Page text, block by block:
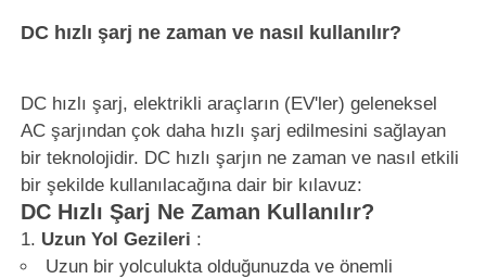
DC hızlı şarj ne zaman ve nasıl kullanılır?
DC hızlı şarj, elektrikli araçların (EV'ler) geleneksel
AC şarjından çok daha hızlı şarj edilmesini sağlayan
bir teknolojidir. DC hızlı şarjın ne zaman ve nasıl etkili
bir şekilde kullanılacağına dair bir kılavuz:
DC Hızlı Şarj Ne Zaman Kullanılır?
Uzun Yol Gezileri :
Uzun bir yolculukta olduğunuzda ve önemli